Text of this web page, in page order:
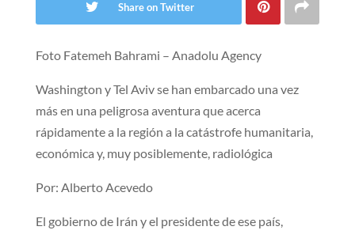
Share on Twitter
Foto Fatemeh Bahrami – Anadolu Agency
Washington y Tel Aviv se han embarcado una vez
más en una peligrosa aventura que acerca
rápidamente a la región a la catástrofe humanitaria,
económica y, muy posiblemente, radiológica
Por: Alberto Acevedo
El gobierno de Irán y el presidente de ese país,